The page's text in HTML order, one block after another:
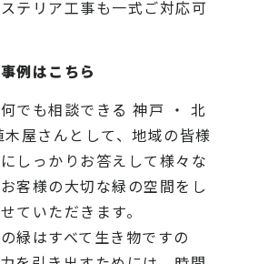
テリア工事も一式ご対応可
例はこちら
でも相談できる 神戸 ・ 北
屋さんとして、地域の皆様
しっかりお答えして様々な
客様の大切な緑の空間をし
ていただきます。
緑はすべて生き物ですの